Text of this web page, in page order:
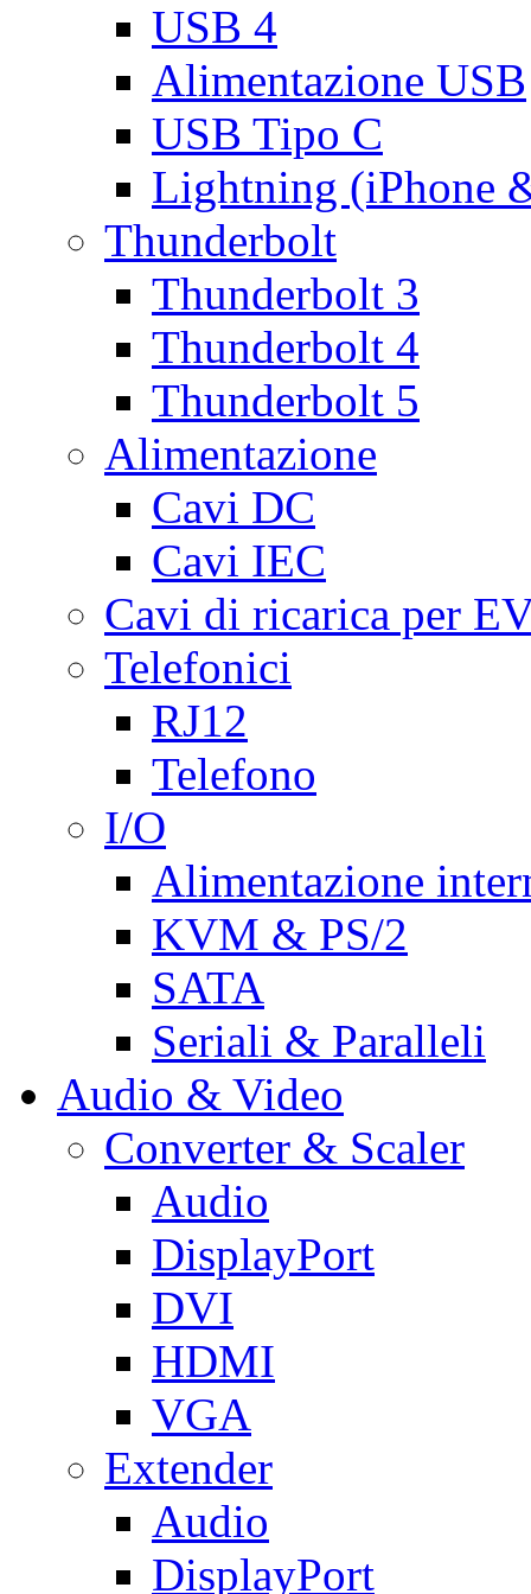
USB 4
Alimentazione USB
USB Tipo C
Lightning (iPhone
Thunderbolt
Thunderbolt 3
Thunderbolt 4
Thunderbolt 5
Alimentazione
Cavi DC
Cavi IEC
Cavi di ricarica per
Telefonici
RJ12
Telefono
I/O
Alimentazione
KVM & PS/2
SATA
Seriali & Paralleli
Audio & Video
Converter & Scaler
Audio
DisplayPort
DVI
HDMI
VGA
Extender
Audio
DisplayPort